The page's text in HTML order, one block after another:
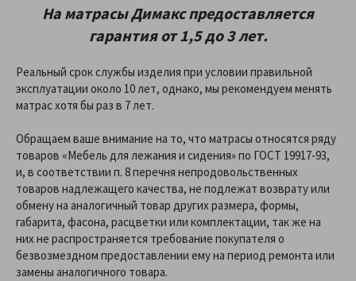
На матрасы Димакс предоставляетcя
гарантия от 1,5 до 3 лет.
Реальный срок службы изделия при условии правильной
эксплуатации около 10 лет, однако, мы рекомендуем менять
матрас хотя бы раз в 7 лет.
Обращаем ваше внимание на то, что матрасы относятся ряду
товаров «Мебель для лежания и сидения» по ГОСТ 19917-93,
и, в соответствии п. 8 перечня непродовольственных
товаров надлежащего качества, не подлежат возврату или
обмену на аналогичный товар других размера, формы,
габарита, фасона, расцветки или комплектации, так же на
них не распространяется требование покупателя о
безвозмездном предоставлении ему на период ремонта или
замены аналогичного товара.